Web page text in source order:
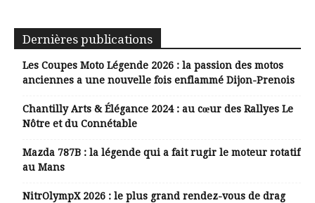
Dernières publications
Les Coupes Moto Légende 2026 : la passion des motos
anciennes a une nouvelle fois enflammé Dijon-Prenois
Chantilly Arts & Élégance 2024 : au cœur des Rallyes Le
Nôtre et du Connétable
Mazda 787B : la légende qui a fait rugir le moteur rotatif
au Mans
NitrOlympX 2026 : le plus grand rendez-vous de drag